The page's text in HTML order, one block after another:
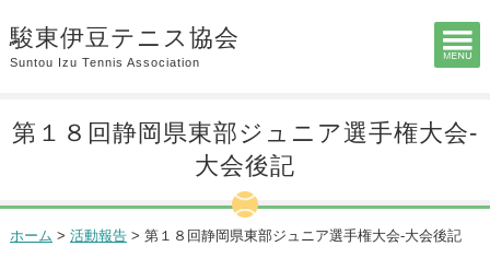
駿東伊豆テニス協会
Suntou Izu Tennis Association
第１８回静岡県東部ジュニア選手権大会-
大会後記
ホーム > 活動報告> 第１８回静岡県東部ジュニア選手権大会-大会後記